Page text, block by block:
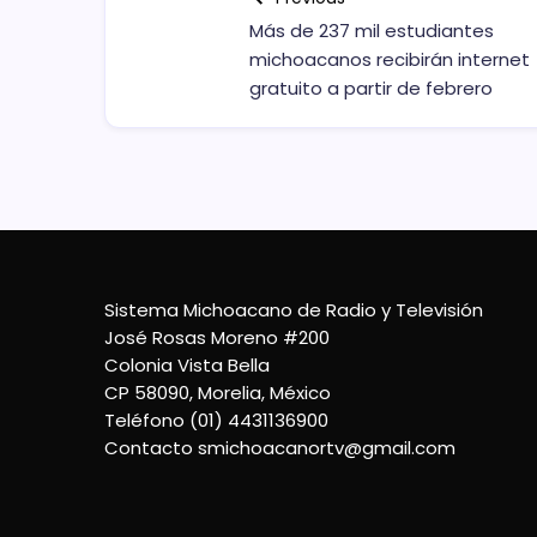
Más de 237 mil estudiantes
michoacanos recibirán internet
gratuito a partir de febrero
Sistema Michoacano de Radio y Televisión
José Rosas Moreno #200
Colonia Vista Bella
CP 58090, Morelia, México
Teléfono (01) 4431136900
Contacto smichoacanortv@gmail.com